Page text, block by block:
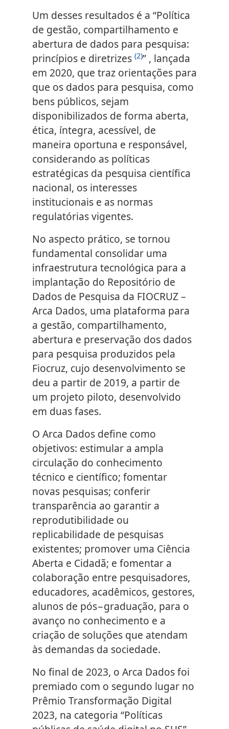
Um desses resultados é a “Política
de gestão, compartilhamento e
abertura de dados para pesquisa:
princípios e diretrizes (2)” , lançada
em 2020, que traz orientações para
que os dados para pesquisa, como
bens públicos, sejam
disponibilizados de forma aberta,
ética, íntegra, acessível, de
maneira oportuna e responsável,
considerando as políticas
estratégicas da pesquisa científica
nacional, os interesses
institucionais e as normas
regulatórias vigentes.
No aspecto prático, se tornou
fundamental consolidar uma
infraestrutura tecnológica para a
implantação do Repositório de
Dados de Pesquisa da FIOCRUZ –
Arca Dados, uma plataforma para
a gestão, compartilhamento,
abertura e preservação dos dados
para pesquisa produzidos pela
Fiocruz, cujo desenvolvimento se
deu a partir de 2019, a partir de
um projeto piloto, desenvolvido
em duas fases.
O Arca Dados define como
objetivos: estimular a ampla
circulação do conhecimento
técnico e científico; fomentar
novas pesquisas; conferir
transparência ao garantir a
reprodutibilidade ou
replicabilidade de pesquisas
existentes; promover uma Ciência
Aberta e Cidadã; e fomentar a
colaboração entre pesquisadores,
educadores, acadêmicos, gestores,
alunos de pós−graduação, para o
avanço no conhecimento e a
criação de soluções que atendam
às demandas da sociedade.
No final de 2023, o Arca Dados foi
premiado com o segundo lugar no
Prêmio Transformação Digital
2023, na categoria “Políticas